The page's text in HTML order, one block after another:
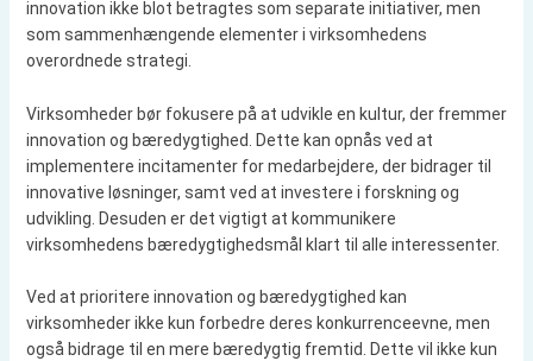
innovation ikke blot betragtes som separate initiativer, men
som sammenhængende elementer i virksomhedens
overordnede strategi.
Virksomheder bør fokusere på at udvikle en kultur, der fremmer
innovation og bæredygtighed. Dette kan opnås ved at
implementere incitamenter for medarbejdere, der bidrager til
innovative løsninger, samt ved at investere i forskning og
udvikling. Desuden er det vigtigt at kommunikere
virksomhedens bæredygtighedsmål klart til alle interessenter.
Ved at prioritere innovation og bæredygtighed kan
virksomheder ikke kun forbedre deres konkurrenceevne, men
også bidrage til en mere bæredygtig fremtid. Dette vil ikke kun